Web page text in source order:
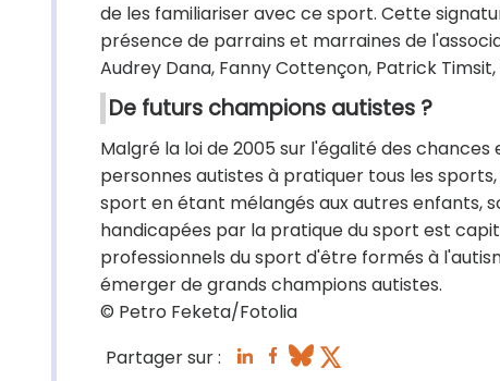
de les familiariser avec ce sport. Cette
présence de parrains et marraines de
Audrey Dana, Fanny Cottençon, Patrick Timsit,
De futurs champions autistes ?
Malgré la loi de 2005 sur l'égalité des
personnes autistes à pratiquer tous les
sport en étant mélangés aux autres enfants,
handicapées par la pratique du sport est
professionnels du sport d'être formés à
émerger de grands champions autistes.
© Petro Feketa/Fotolia
Partager sur :